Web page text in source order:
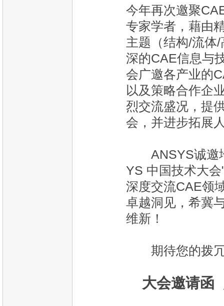
今年再次邀聚
专家学者，藉由
主题（结构/流体
深的CAE信息与
会广邀各产业的
以及策略合作企
烈交流盛况，提
会，并进步拓展
ANSYS诚邀地
YS 中国技术大
深度交流CAE领
卓越洞见，希冀
维新！
期待您的拨冗
大会邀请函